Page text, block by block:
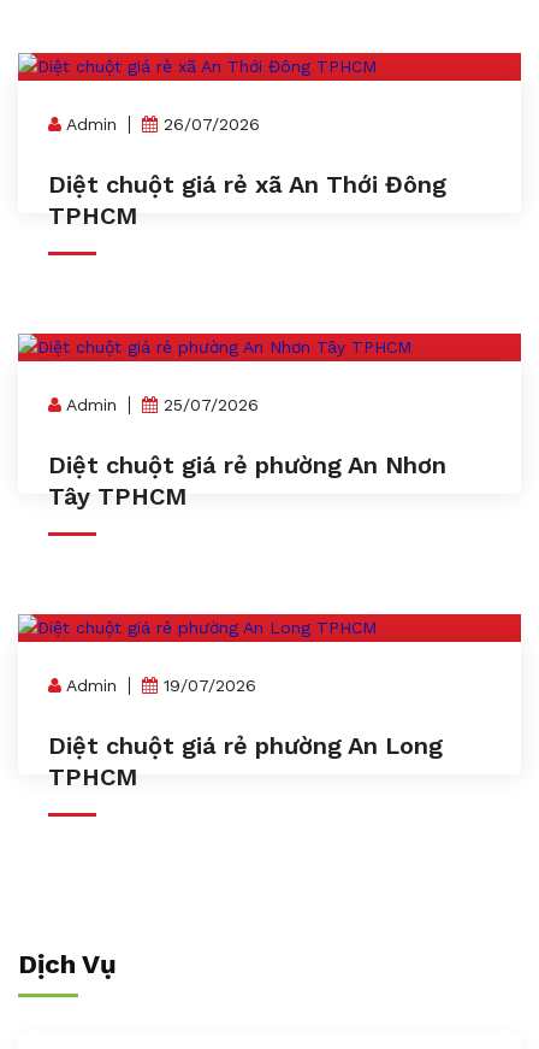
Admin 26/07/2026
Diệt chuột giá rẻ xã An Thới Đông
TPHCM
Admin 25/07/2026
Diệt chuột giá rẻ phường An Nhơn
Tây TPHCM
Admin 19/07/2026
Diệt chuột giá rẻ phường An Long
TPHCM
Dịch Vụ